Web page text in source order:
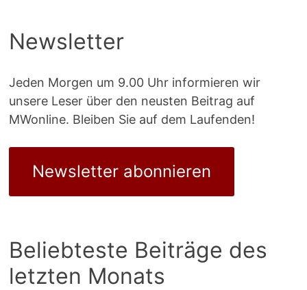
Newsletter
Jeden Morgen um 9.00 Uhr informieren wir
unsere Leser über den neusten Beitrag auf
MWonline. Bleiben Sie auf dem Laufenden!
Newsletter abonnieren
Beliebteste Beiträge des
letzten Monats